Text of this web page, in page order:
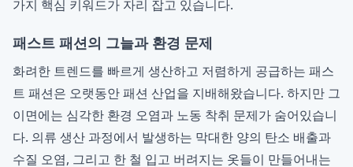
가지 핵심 키워드가 자리 잡고 있습니다.
패스트 패션의 그늘과 환경 문제
화려한 트렌드를 빠르게 생산하고 저렴하게 공급하는 패스
트 패션은 오랫동안 패션 산업을 지배해왔습니다. 하지만 그
이면에는 심각한 환경 오염과 노동 착취 문제가 숨어있습니
다. 의류 생산 과정에서 발생하는 막대한 양의 탄소 배출과
수질 오염, 그리고 한 철 입고 버려지는 옷들이 만들어내는